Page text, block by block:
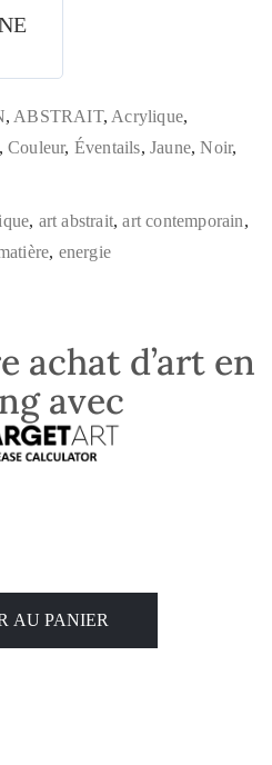
, ABSTRAIT, Acrylique,
,Couleur, Éventails,Jaune,Noir,
, art abstrait,art contemporain,
, energie
achat d’art en
avec
AU PANIER